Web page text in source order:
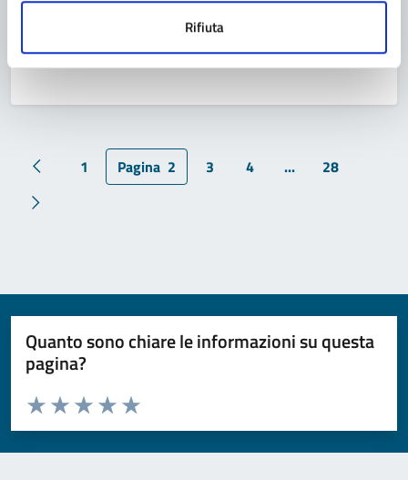
Rifiuta
Pavullo’26 un’estate di
#continuemozioni
Pagina precedente
1 Pagina 2 3 4 ... 28
Pagina successiva
Quanto sono chiare le informazioni su questa
pagina?
Valuta da 1 a 5 stelle la pagina
Valuta 5 stelle su 5
Valuta 4 stelle su 5
Valuta 3 stelle su 5
Valuta 2 stelle su 5
Valuta 1 stelle su 5